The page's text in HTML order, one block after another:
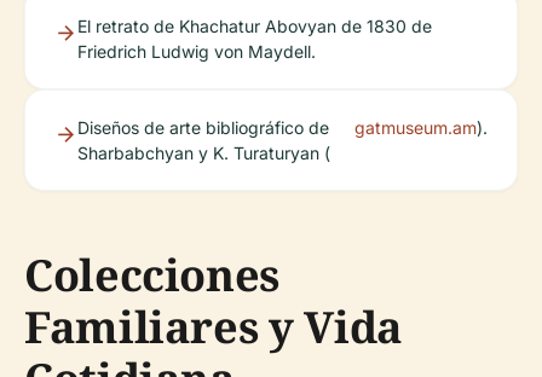
El retrato de Khachatur Abovyan de 1830 de
Friedrich Ludwig von Maydell.
Diseños de arte bibliográfico de
Sharbabchyan y K. Turaturyan (
gatmuseum.am).
Colecciones
Familiares y Vida